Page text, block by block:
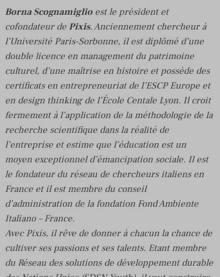
Borna Scognamiglioest le président et
cofondateur de Pixis. Anciennement chercheur à
l’Université Paris-Sorbonne, il est diplômé d’une
double licence en management du patrimoine
culturel, d’une maîtrise en histoire et possède des
certificats en entrepreneuriat de l’ESCP Europe et
en design thinking de l’École Centale Lyon. Il croit
fermement à l’application de la méthodologie de la
recherche scientifique dans la réalité de
l’entreprise et estime que l’éducation est un
moyen exceptionnel d’émancipation sociale. Il est
le fondateur du réseau de chercheurs italiens en
France et il est membre du conseil
d’administration de la fondation Fond Ambiente
Italiano – France.
Avec Pixis, il rêve de donner à chacun la chance de
cultiver ses passions et ses talents. Etant membre
du Réseau des solutions de développement durable